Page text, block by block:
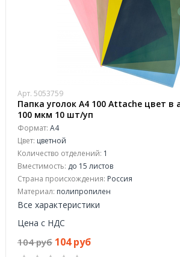
Арт. 5053759
Папка уголок А4 100 Attache цвет в
100 мкм 10 шт/уп
Формат: А4
Цвет: цветной
Количество отделений: 1
Вместимость: до 15 листов
Страна происхождения: Россия
Материал: полипропилен
Все характеристики
Цена с НДС
104 руб 104 руб